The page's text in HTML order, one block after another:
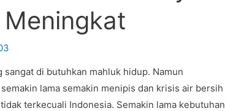
di butuhkan mahluk hidup. Namun
lama semakin menipis dan krisis air bersih
terkecuali Indonesia. Semakin lama kebutuhan